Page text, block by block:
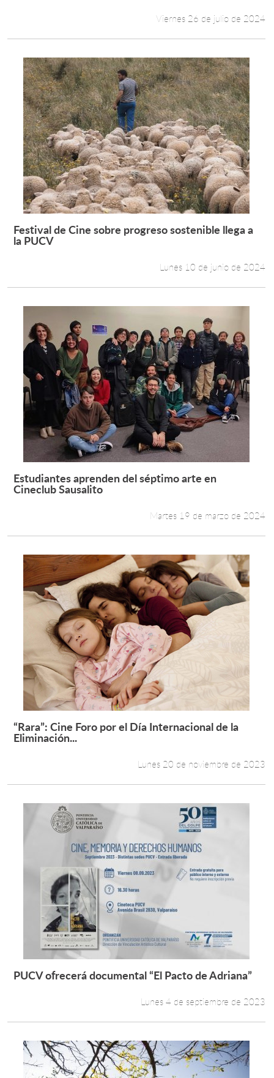
Viernes 26 de julio de 2024
Leer más +
Festival de Cine sobre progreso sostenible llega a
la PUCV
Lunes 10 de junio de 2024
Leer más +
Estudiantes aprenden del séptimo arte en
Cineclub Sausalito
Martes 19 de marzo de 2024
Leer más +
“Rara”: Cine Foro por el Día Internacional de la
Eliminación...
Lunes 20 de noviembre de 2023
Leer más +
PUCV ofrecerá documental “El Pacto de Adriana”
Lunes 4 de septiembre de 2023